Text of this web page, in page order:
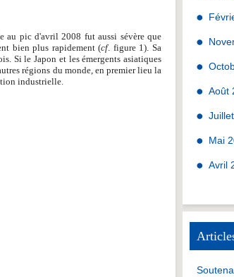
au pic d'avril 2008 fut aussi sévère que
bien plus rapidement (cf. figure 1). Sa
Si le Japon et les émergents asiatiques
régions du monde, en premier lieu la
industrielle.
Août
Mai
Avril